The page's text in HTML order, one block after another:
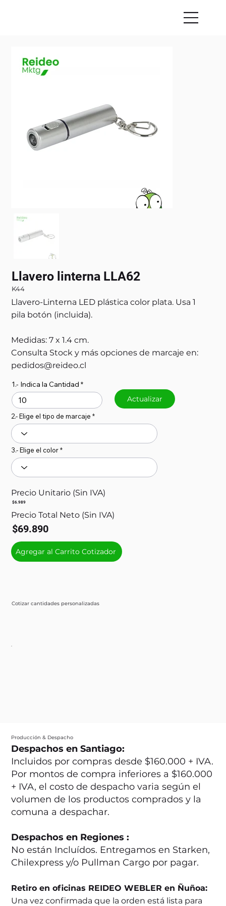
Llavero linterna LLA62
K44
Llavero-Linterna LED plástica color plata. Usa 1
pila botón (incluida).
Medidas: 7 x 1.4 cm.
Consulta Stock y más opciones de marcaje en:
pedidos@reideo.cl
Cotizar cantidades personalizadas
1.- Indica la Cantidad
Actualizar
2.- Elige el tipo de marcaje
3.- Elige el color
Precio Unitario (Sin IVA)
$6.989
Precio Total Neto (Sin IVA)
$69.890
Agregar al Carrito Cotizador
Producción & Despacho
Despachos en Santiago:
Incluidos por compras desde $160.000 + IVA.
Por montos de compra inferiores a $160.000
+ IVA, el costo de despacho varia según el
volumen de los productos comprados y la
comuna a despachar.
Despachos en Regiones :
No están Incluídos. Entregamos en Starken,
Chilexpress y/o Pullman Cargo por pagar.
Retiro en oficinas REIDEO WEBLER en Ñuñoa:
Una vez confirmada que la orden está lista para